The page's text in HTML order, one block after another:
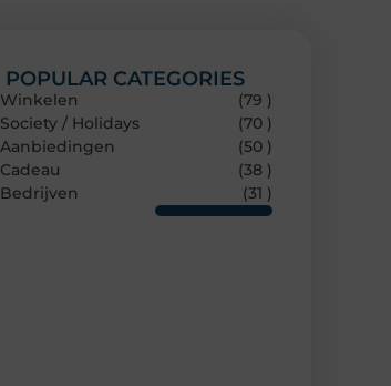
POPULAR CATEGORIES
Winkelen
(79 )
Society / Holidays
(70 )
Aanbiedingen
(50 )
Cadeau
(38 )
Bedrijven
(31 )